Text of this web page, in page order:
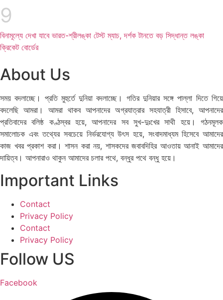
বিনামূল্যে দেখা যাবে ভারত-শ্রীলঙ্কা টেস্ট ম্যাচ, দর্শক টানতে বড় সিদ্ধান্ত লঙ্কা
ক্রিকেট বোর্ডের
About Us
সময় বদলাচ্ছে। প্রতি মুহুর্তে দুনিয়া বদলাচ্ছে। গতির দুনিয়ার সঙ্গে পাল্লা দিতে গিয়ে
বদলেছি আমরা। আমরা থাকব আপনাদের অগ্রযাত্রার সহযাত্রী হিসাবে, আপনাদের
প্রতিবাদের বলিষ্ঠ কণ্ঠস্বর হয়ে, আপনাদের সব সুখ-দুঃখের সাথী হয়ে। গঠনমূলক
সমালোচক এবং তথ্যের সবচেয়ে নির্ভরযোগ্য উ‍ৎস হয়ে, সংবাদমাধ্যম হিসেবে আমাদের
কাজ খবর প্রকাশ করা। শাসন করা নয়, শাসকদের জবাবদিহির আওতায় আনাই আমাদের
দায়িত্ব। আপনারাও থাকুন আমাদের চলার পথে, বন্ধুর পথে বন্ধু হয়ে।
Important Links
Contact
Privacy Policy
Contact
Privacy Policy
Follow US
Facebook